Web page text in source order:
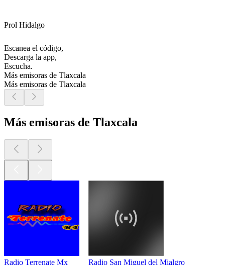
Prol Hidalgo
Escanea el código,
Descarga la app,
Escucha.
Más emisoras de Tlaxcala
Más emisoras de Tlaxcala
Más emisoras de Tlaxcala
Radio Terrenate Mx
Radio San Miguel del Mialgro